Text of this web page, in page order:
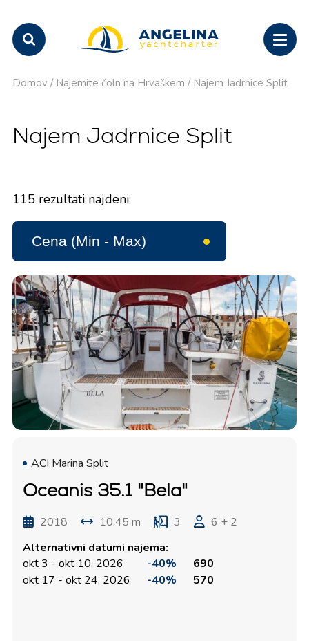
Domov / Najemite čoln na Hrvaškem / Najem Jadrnice Split
Najem Jadrnice Split
115 rezultati najdeni
ACI Marina Split
Oceanis 35.1 "Bela"
2018 10.45 m 3
6 + 2
Alternativni datumi najema:
okt 3 - okt 10, 2026
-40%
690
okt 17 - okt 24, 2026
-40% 570